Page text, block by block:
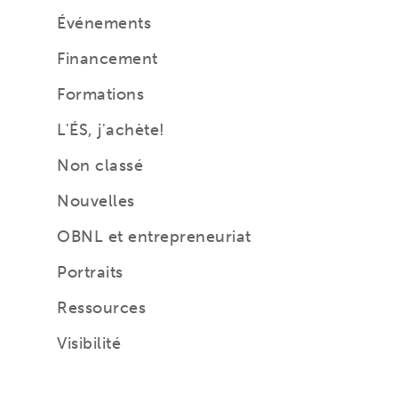
Événements
Financement
Formations
L'ÉS, j'achète!
Non classé
Nouvelles
OBNL et entrepreneuriat
Portraits
Ressources
Visibilité